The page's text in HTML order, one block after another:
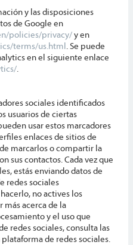
y las disposiciones
de Google en
policies/privacy/y en
terms/us.html . Se puede
en el siguiente enlace
sociales identificados
usuarios de ciertas
usar estos marcadores
enlaces de sitios de
marcarlos o compartir la
sus contactos. Cada vez que
estás enviando datos de
redes sociales
no actives los
más acerca de la
y el uso que
redes sociales, consulta las
de redes sociales.